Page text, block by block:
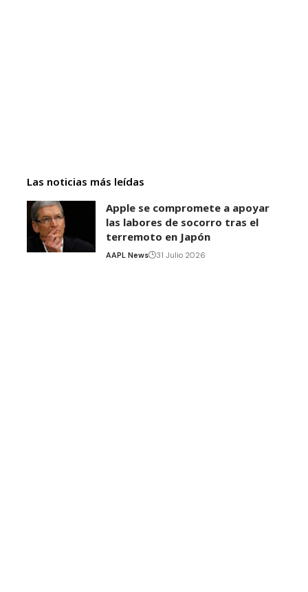
Las noticias más leídas
Apple se compromete a apoyar
las labores de socorro tras el
terremoto en Japón
AAPL News 31 Julio 2026